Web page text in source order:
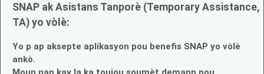
SNAP ak Asistans Tanporè (Temporary Assistance,
TA) yo vòlè:
Yo p ap aksepte aplikasyon pou benefis SNAP yo vòlè
ankò.